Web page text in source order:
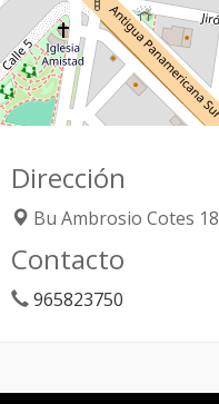
Dirección
Bu Ambrosio Cotes 18
Contacto
965823750